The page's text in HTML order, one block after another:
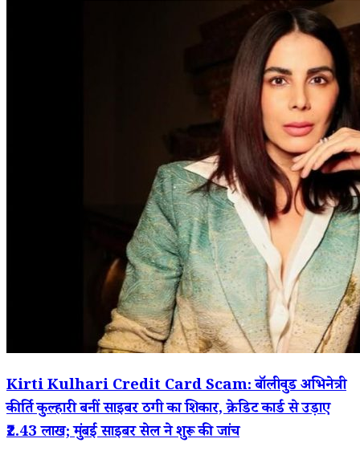
Kirti Kulhari Credit Card Scam: बॉलीवुड अभिनेत्री
कीर्ति कुल्हारी बनीं साइबर ठगी का शिकार, क्रेडिट कार्ड से उड़ाए
₹2.43 लाख; मुंबई साइबर सेल ने शुरू की जांच